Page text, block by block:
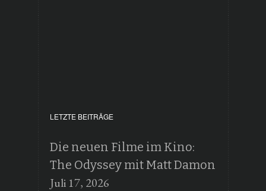
LETZTE BEITRÄGE
Die neuen Filme im Kino:
The Odyssey mit Matt Damon
Juli 17, 2026